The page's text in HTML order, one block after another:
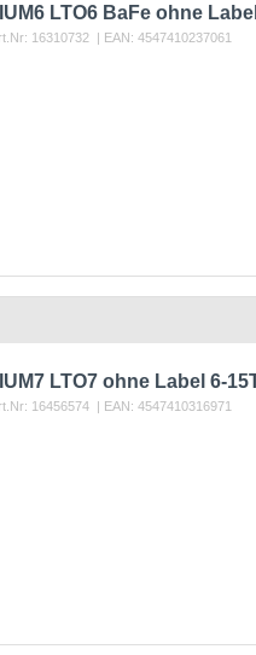
LTO6 BaFe ohne
16310732 | EAN: 4547410237061
LTO7 ohne Label 6-
16456574 | EAN: 4547410316971